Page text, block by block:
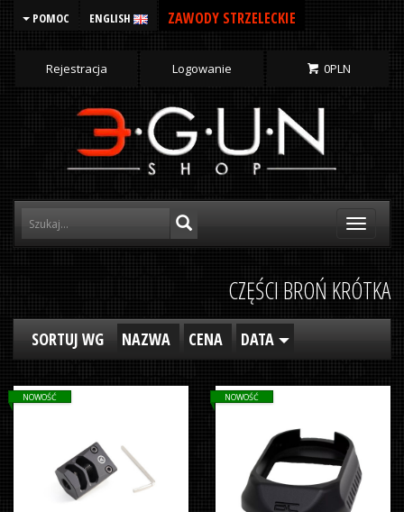
POMOC ENGLISH ZAWODY STRZELECKIE
Rejestracja Logowanie 0PLN
Toggle
CZĘŚCI BROŃ KRÓTKA
SORTUJ WG NAZWA CENA DATA
NOWOŚĆ NOWOŚĆ